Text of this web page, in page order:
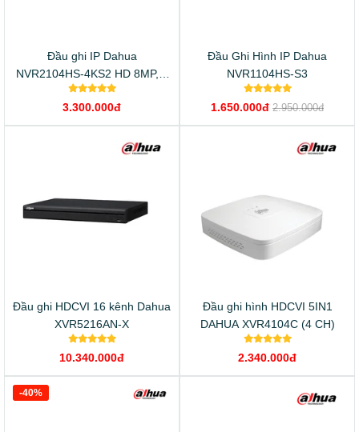
Đầu ghi IP Dahua
NVR2104HS-4KS2 HD 8MP, 1
Sata, Audio, vỏ kim loại
3.300.000đ
Đầu Ghi Hình IP Dahua
NVR1104HS-S3
1.650.000đ 2.950.000đ
Đầu ghi HDCVI 16 kênh Dahua
XVR5216AN-X
10.340.000đ
Đầu ghi hình HDCVI 5IN1
DAHUA XVR4104C (4 CH)
2.340.000đ
-40%